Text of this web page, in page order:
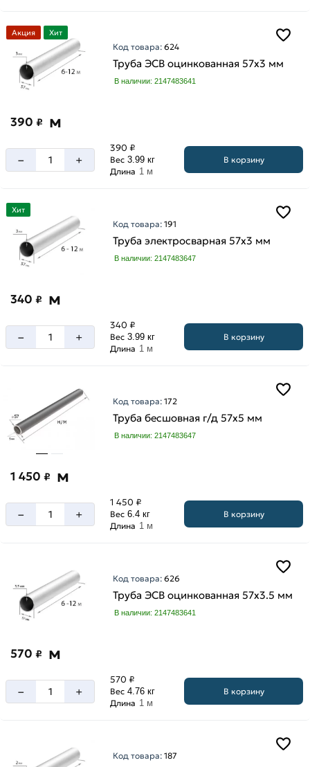
Акция Хит
Код товара:624
Труба ЭСВ оцинкованная 57х3 мм
В наличии: 2147483641
390 ₽ м
– +
390 ₽
Вес 3.99 кг
Длина 1 м
В корзину
Хит
Код товара:191
Труба электросварная 57х3 мм
В наличии: 2147483647
340 ₽ м
– +
340 ₽
Вес 3.99 кг
Длина 1 м
В корзину
Код товара:172
Труба бесшовная г/д 57х5 мм
В наличии: 2147483647
1 450 ₽ м
– +
1 450 ₽
Вес 6.4 кг
Длина 1 м
В корзину
Код товара:626
Труба ЭСВ оцинкованная 57х3.5 мм
В наличии: 2147483641
570 ₽ м
– +
570 ₽
Вес 4.76 кг
Длина 1 м
В корзину
Код товара:187